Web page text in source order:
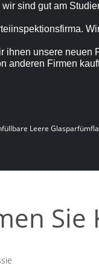
sind gut am
ihnen unsere neuen
anderen Firmen
Leere